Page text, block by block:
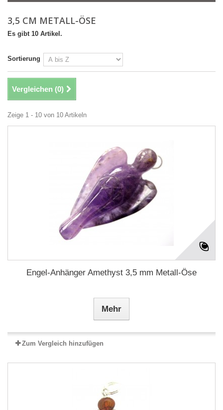
3,5 CM METALL-ÖSE
Es gibt 10 Artikel.
Sortierung
Vergleichen (0)
Zeige 1 - 10 von 10 Artikeln
Engel-Anhänger Amethyst 3,5 mm Metall-Öse
Mehr
Zum Vergleich hinzufügen